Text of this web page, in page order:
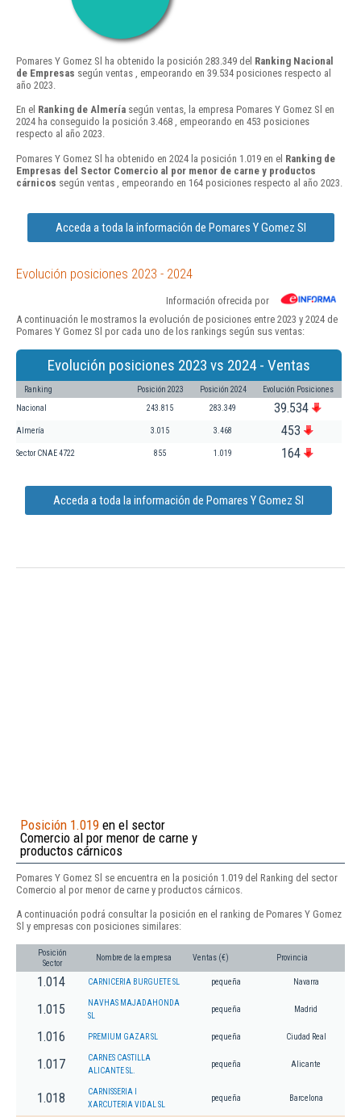
Pomares Y Gomez Sl ha obtenido la posición 283.349 del Ranking Nacional
de Empresas según ventas , empeorando en 39.534 posiciones respecto al
año 2023.
En el Ranking de Almería según ventas, la empresa Pomares Y Gomez Sl en
2024 ha conseguido la posición 3.468 , empeorando en 453 posiciones
respecto al año 2023.
Pomares Y Gomez Sl ha obtenido en 2024 la posición 1.019 en el Ranking de
Empresas del Sector Comercio al por menor de carne y productos
cárnicos según ventas , empeorando en 164 posiciones respecto al año 2023.
Acceda a toda la información de Pomares Y Gomez Sl
Evolución posiciones 2023 - 2024
Información ofrecida por
A continuación le mostramos la evolución de posiciones entre 2023 y 2024 de
Pomares Y Gomez Sl por cada uno de los rankings según sus ventas:
Evolución posiciones 2023 vs 2024 - Ventas
Ranking Posición 2023 Posición 2024 Evolución Posiciones
Nacional 243.815 283.349 39.534
Almería 3.015 3.468 453
Sector CNAE 4722 855 1.019 164
Acceda a toda la información de Pomares Y Gomez Sl
Posición 1.019 en el sector
Comercio al por menor de carne y
productos cárnicos
Pomares Y Gomez Sl se encuentra en la posición 1.019 del Ranking del sector
Comercio al por menor de carne y productos cárnicos.
A continuación podrá consultar la posición en el ranking de Pomares Y Gomez
Sl y empresas con posiciones similares:
Posición
Sector
Nombre de la empresa Ventas (€) Provincia
1.014 CARNICERIA BURGUETE SL pequeña Navarra
1.015
NAVHAS MAJADAHONDA
SL
pequeña Madrid
1.016 PREMIUM GAZAR SL pequeña Ciudad Real
1.017
CARNES CASTILLA
ALICANTE SL.
pequeña Alicante
1.018
CARNISSERIA I
XARCUTERIA VIDAL SL
pequeña Barcelona